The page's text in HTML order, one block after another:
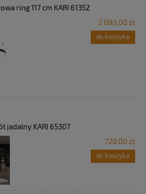
ring 117 cm KARI 61352
2 090,00 zł
do koszyka
jadalny KARI 65307
720,00 zł
do koszyka